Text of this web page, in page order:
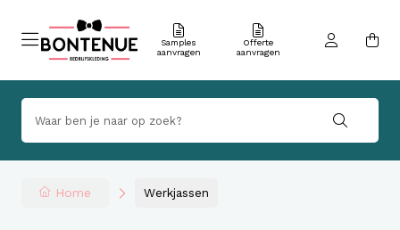
Samples
aanvragen
Offerte
aanvragen
Home Werkjassen